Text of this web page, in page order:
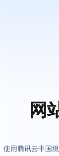
网
使用腾讯云中国